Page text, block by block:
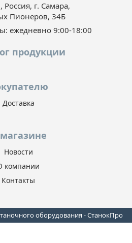
Россия, г. Самара,
Пионеров, 34Б
ежедневно 9:00-18:00
продукции
Доставка
Новости
компании
Контакты
оборудования - СтанокПро